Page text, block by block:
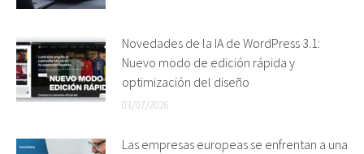
Novedades de la IA de WordPress 3.1:
Nuevo modo de edición rápida y
optimización del diseño
03/07/2026
Las empresas europeas se enfrentan a una